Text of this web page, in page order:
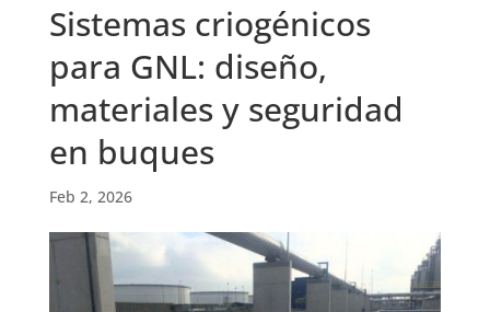
Sistemas criogénicos
para GNL: diseño,
materiales y seguridad
en buques
Feb 2, 2026